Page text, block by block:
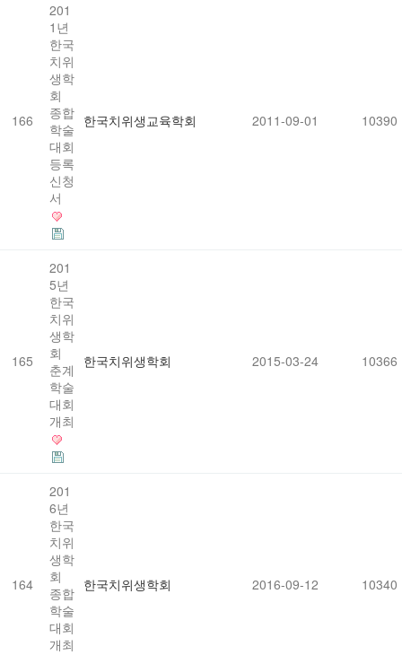
166
201
1년
한국
치위
생학
회
종합
학술
대회
등록
신청
서
한국치위생교육학회 2011-09-01 10390
165
201
5년
한국
치위
생학
회
춘계
학술
대회
개최
한국치위생학회 2015-03-24 10366
164
201
6년
한국
치위
생학
회
종합
학술
대회
개최
한국치위생학회 2016-09-12 10340